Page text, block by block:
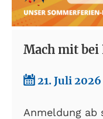
Mach mit bei
21. Juli 2026
Anmeldung